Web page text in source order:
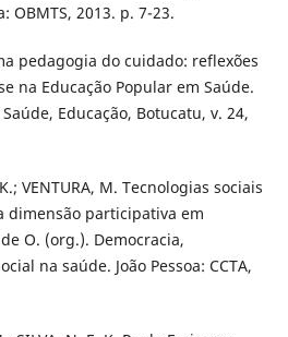
OBMTS, 2013. p. 7-23.
pedagogia do cuidado: reflexões
na Educação Popular em Saúde.
Educação, Botucatu, v. 24,
VENTURA, M. Tecnologias sociais
dimensão participativa em
O. (org.). Democracia,
na saúde. João Pessoa: CCTA,